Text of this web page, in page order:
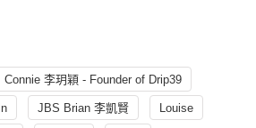
Connie 李玥穎 - Founder of Drip39
In JBS Brian 李凱賢 Louise